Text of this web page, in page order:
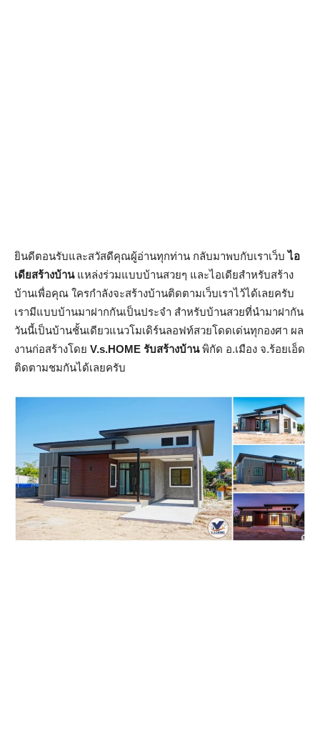
ยินดีตอนรับและสวัสดีคุณผู้อ่านทุกท่าน กลับมาพบกับเราเว็บไอ
เดียสร้างบ้านแหล่งร่วมแบบบ้านสวยๆ และไอเดียสำหรับสร้าง
บ้านเพื่อคุณ ใครกำลังจะสร้างบ้านติดตามเว็บเราไว้ได้เลยครับ
เรามีแบบบ้านมาฝากกันเป็นประจำ สำหรับบ้านสวยที่นำมาฝากัน
วันนี้เป็นบ้านชั้นเดียวแนวโมเดิร์นลอฟท์สวยโดดเด่นทุกองศา ผล
งานก่อสร้างโดย V.s.HOME รับสร้างบ้านพิกัด อ.เมือง จ.ร้อยเอ็ด
ติดตามชมกันได้เลยครับ